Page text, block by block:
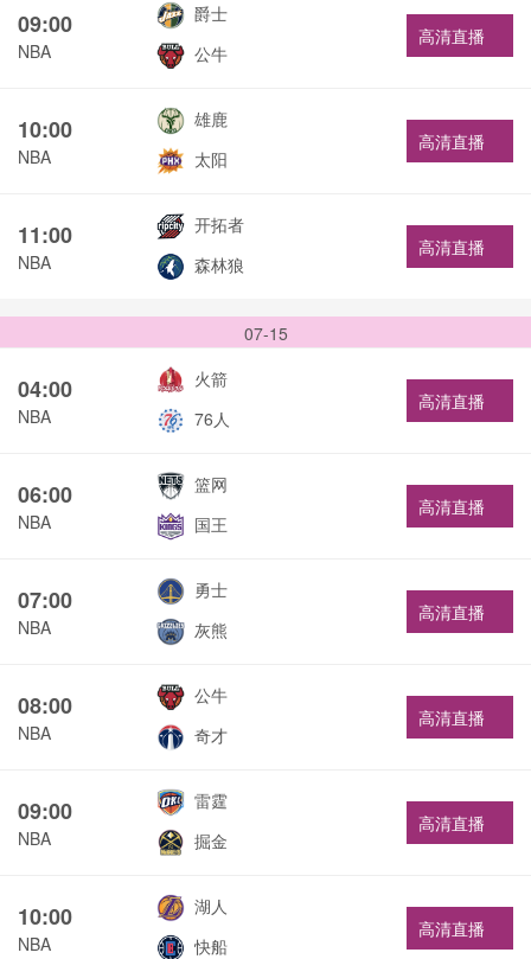
09:00
NBA
爵士
公牛
高清直播
10:00
NBA
雄鹿
太阳
高清直播
11:00
NBA
开拓者
森林狼
高清直播
07-15
04:00
NBA
火箭
76人
高清直播
06:00
NBA
篮网
国王
高清直播
07:00
NBA
勇士
灰熊
高清直播
08:00
NBA
公牛
奇才
高清直播
09:00
NBA
雷霆
掘金
高清直播
10:00
NBA
湖人
快船
高清直播